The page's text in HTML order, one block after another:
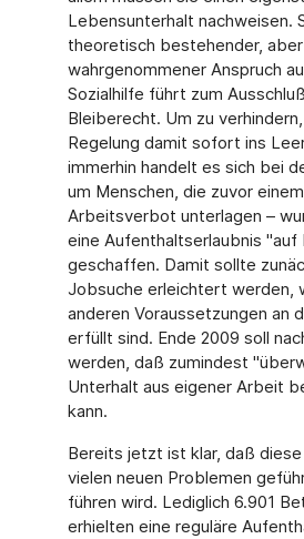
Lebensunterhalt nachweisen.
theoretisch bestehender,
wahrgenommener Anspruch
Sozialhilfe führt zum
Bleiberecht. Um zu
Regelung damit sofort ins
immerhin handelt es sich bei
um Menschen, die zuvor
Arbeitsverbot unterlagen –
eine Aufenthaltserlaubnis "auf
geschaffen. Damit sollte
Jobsuche erleichtert werden,
anderen Voraussetzungen an
erfüllt sind. Ende 2009 soll
werden, daß zumindest
Unterhalt aus eigener Arbeit
kann.
Bereits jetzt ist klar, daß diese
vielen neuen Problemen
führen wird. Lediglich 6.901
erhielten eine reguläre